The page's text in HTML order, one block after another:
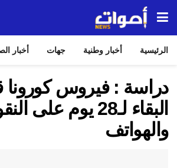
الرئيسية أخبار وطنية جهات أخبار
دراسة : فيروس كورونا
البقاء لـ28 يوم على
والهواتف